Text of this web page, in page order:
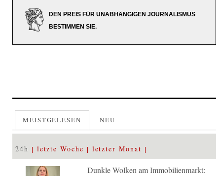
DEN PREIS FÜR UNABHÄNGIGEN JOURNALISMUS
BESTIMMEN SIE.
MEISTGELESEN NEU
24h letzte Woche letzter Monat
Dunkle Wolken am Immobilienmarkt: